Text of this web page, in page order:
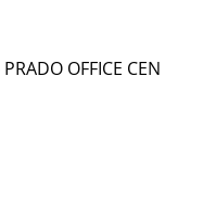
OFFICE CEN